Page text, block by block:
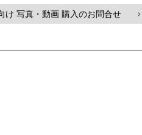
け 写真・動画 購入のお問合せ >